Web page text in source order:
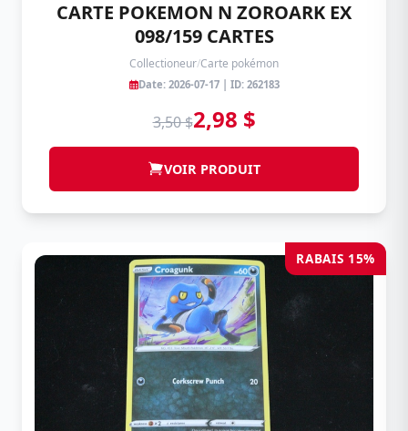
CARTE POKEMON N ZOROARK EX
098/159 CARTES
Collectioneur/Carte pokémon
Date: 2026-07-17 | ID: 262183
3,50 $2,98 $
VOIR PRODUIT
RABAIS 15%